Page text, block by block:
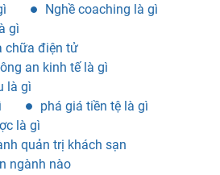
Nghề coaching là gì
gì
chữa điện tử
an kinh tế là gì
là gì
phá giá tiền tệ là gì
là gì
quản trị khách sạn
ngành nào